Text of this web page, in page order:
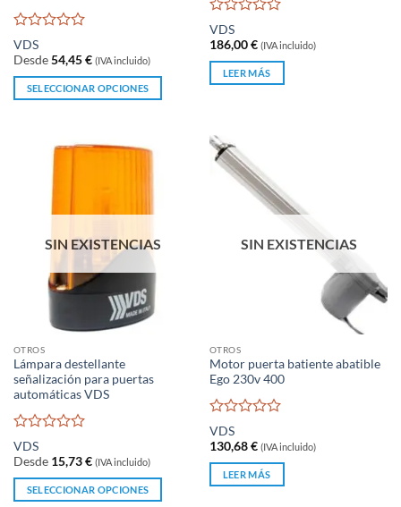
Valorado
con
0
5
VDS
Desde 54,45€ (IVA incluido)
SELECCIONAR OPCIONES
múltiples
de
producto
Valorado
con
0
5
VDS
186,00€ (IVA incluido)
LEER MÁS
SIN EXISTENCIAS
OTROS
Lámpara destellante
señalización para puertas
automáticas VDS
Valorado
con
0
5
VDS
Desde 15,73€ (IVA incluido)
SELECCIONAR OPCIONES
SIN EXISTENCIAS
OTROS
Motor puerta batiente abatible
Ego 230v 400
Valorado
con
0
5
VDS
130,68€ (IVA incluido)
LEER MÁS